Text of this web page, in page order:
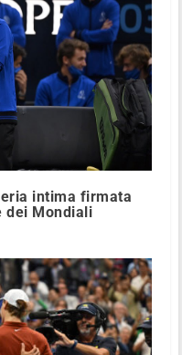
intima firmata
dei Mondiali